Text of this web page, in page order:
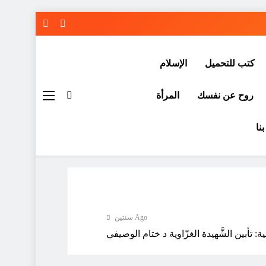
كتب للتحميل الإسلام
روح عن نفسك المرأة
سنتين Ago
تأبين الشَّهيدة الغزّاوية د ختام الوصيفي